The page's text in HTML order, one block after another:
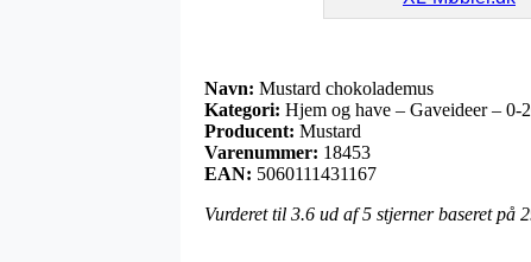
Navn: Mustard chokolademus
Kategori: Hjem og have – Gaveideer –
Producent: Mustard
Varenummer: 18453
EAN: 5060111431167
Vurderet til 3.6 ud af 5 stjerner baseret på